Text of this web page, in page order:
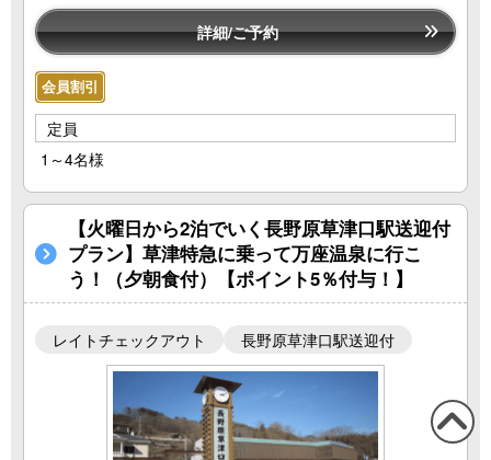
詳細/ご予約
会員割引
定員
1～4名様
【火曜日から2泊でいく長野原草津口駅送迎付
プラン】草津特急に乗って万座温泉に行こ
う！（夕朝食付）【ポイント5％付与！】
レイトチェックアウト 長野原草津口駅送迎付